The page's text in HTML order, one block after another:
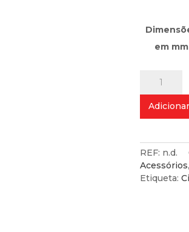
em mm
Cinzel
Cimento
TCT
32x125/
Adicionar
REF: n.d.
Acessórios
Etiqueta: